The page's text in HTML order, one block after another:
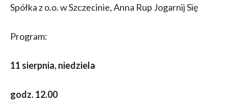
Spółka z o.o. w Szczecinie, Anna Rup Jogarnij Się
Program:
11 sierpnia, niedziela
godz. 12.00